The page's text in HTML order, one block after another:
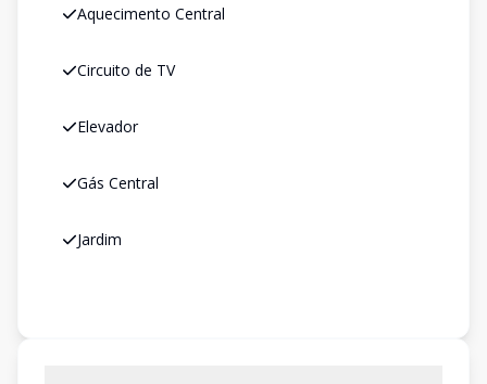
Aquecimento Central
Circuito de TV
Elevador
Gás Central
Jardim